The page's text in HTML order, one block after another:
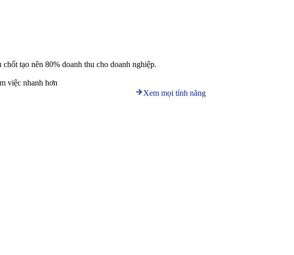
tạo nên 80% doanh thu cho doanh nghiệp.
việc nhanh hơn
Xem mọi tính năng